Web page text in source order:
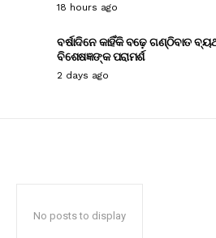
18 hours ago
ବର୍ଷାଦିନେ କାହିଁକି ବଢ଼େ ଗଣ୍ଠିବାତ
ବିଶେଷଜ୍ଞଙ୍କ ପରାମର୍ଶ
2 days ago
No posts to display